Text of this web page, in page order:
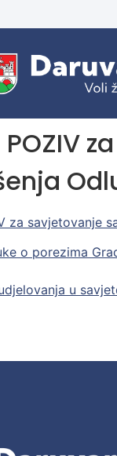
POZIV
za savjetovanje
o porezima
u